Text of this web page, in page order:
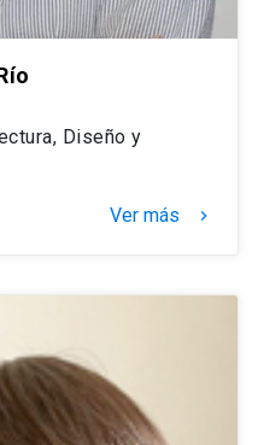
Diseño y
Ver más navigate_next